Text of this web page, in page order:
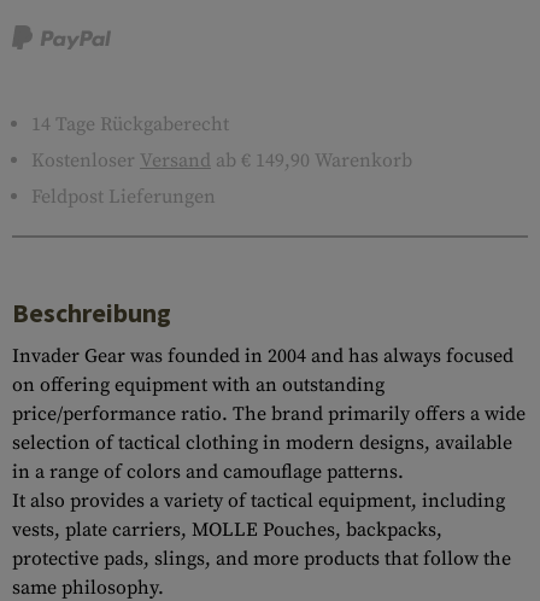
14 Tage Rückgaberecht
Kostenloser Versand ab € 149,90 Warenkorb
Feldpost Lieferungen
Beschreibung
Invader Gear was founded in 2004 and has always focused
on offering equipment with an outstanding
price/performance ratio. The brand primarily offers a wide
selection of tactical clothing in modern designs, available
in a range of colors and camouflage patterns.
It also provides a variety of tactical equipment, including
vests, plate carriers, MOLLE Pouches, backpacks,
protective pads, slings, and more products that follow the
same philosophy.